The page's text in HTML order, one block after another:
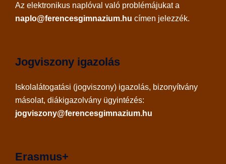
Az elektronikus naplóval való problémájukat a
naplo@ferencesgimnazium.hu címen jelezzék.
Jogviszony igazolás
Iskolalátogatási (jogviszony) igazolás, bizonyítvány
másolat, diákigazolvány ügyintézés:
jogviszony@ferencesgimnazium.hu
Erasmus+